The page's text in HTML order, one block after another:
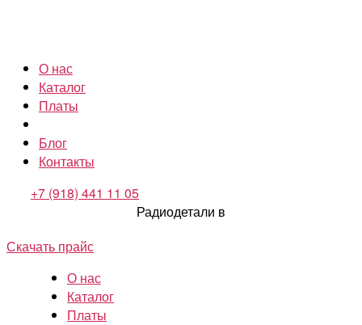
О нас
Каталог
Платы
Блог
Контакты
+7 (918) 441 11 05
Радиодетали в
Скачать прайс
О нас
Каталог
Платы